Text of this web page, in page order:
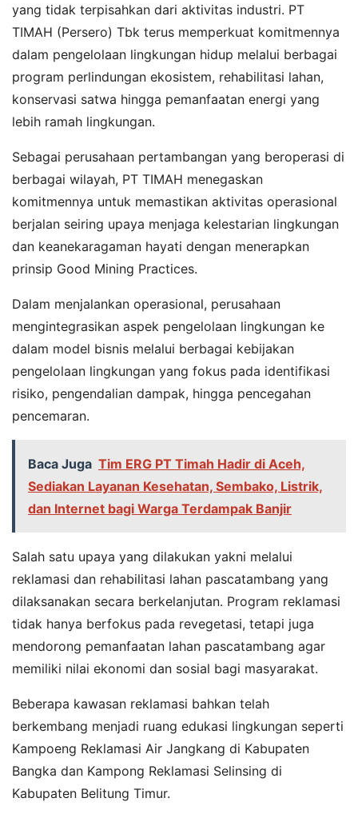
yang tidak terpisahkan dari aktivitas industri. PT
TIMAH (Persero) Tbk terus memperkuat komitmennya
dalam pengelolaan lingkungan hidup melalui berbagai
program perlindungan ekosistem, rehabilitasi lahan,
konservasi satwa hingga pemanfaatan energi yang
lebih ramah lingkungan.
Sebagai perusahaan pertambangan yang beroperasi di
berbagai wilayah, PT TIMAH menegaskan
komitmennya untuk memastikan aktivitas operasional
berjalan seiring upaya menjaga kelestarian lingkungan
dan keanekaragaman hayati dengan menerapkan
prinsip Good Mining Practices.
Dalam menjalankan operasional, perusahaan
mengintegrasikan aspek pengelolaan lingkungan ke
dalam model bisnis melalui berbagai kebijakan
pengelolaan lingkungan yang fokus pada identifikasi
risiko, pengendalian dampak, hingga pencegahan
pencemaran.
Baca Juga Tim ERG PT Timah Hadir di Aceh,
Sediakan Layanan Kesehatan, Sembako, Listrik,
dan Internet bagi Warga Terdampak Banjir
Salah satu upaya yang dilakukan yakni melalui
reklamasi dan rehabilitasi lahan pascatambang yang
dilaksanakan secara berkelanjutan. Program reklamasi
tidak hanya berfokus pada revegetasi, tetapi juga
mendorong pemanfaatan lahan pascatambang agar
memiliki nilai ekonomi dan sosial bagi masyarakat.
Beberapa kawasan reklamasi bahkan telah
berkembang menjadi ruang edukasi lingkungan seperti
Kampoeng Reklamasi Air Jangkang di Kabupaten
Bangka dan Kampong Reklamasi Selinsing di
Kabupaten Belitung Timur.